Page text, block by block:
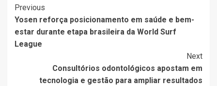
Post
Navigation
Previous
Yosen reforça posicionamento em saúde e bem-
estar durante etapa brasileira da World Surf
League
Next
Consultórios odontológicos apostam em
tecnologia e gestão para ampliar resultados